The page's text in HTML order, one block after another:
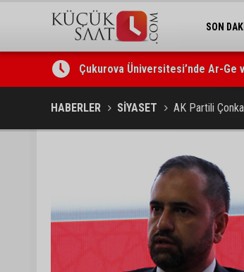
SON
Çukurova Üniversitesi’nde Ar-Ge
Seyhan’da gıda işletmelerine sıkı
HABERLER SİYASET AK Partili